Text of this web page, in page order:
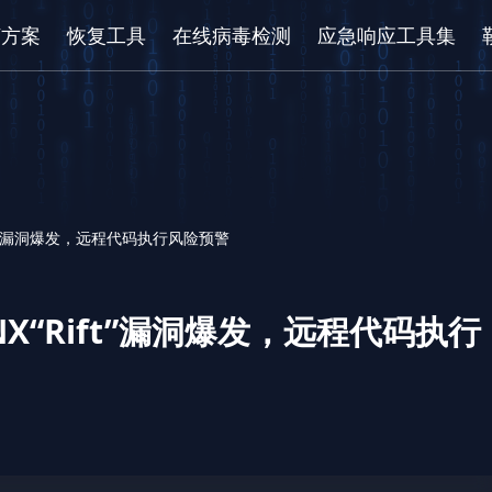
案 恢复工具 在线病毒检测 应急响应工具集
洞爆发，远程代码执行风险预警
漏洞爆发，远程代码执行